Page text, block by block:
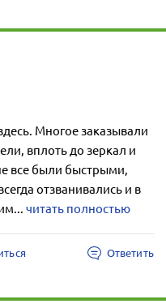
Многое заказывали
вплоть до зеркал и
все были быстрыми,
отзванивались и в
читать полностью
Ответить